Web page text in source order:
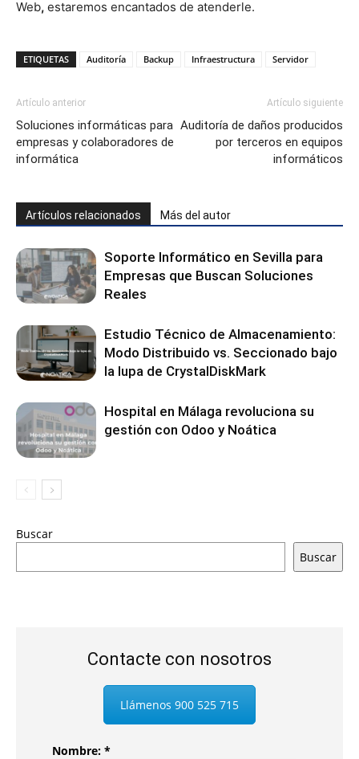
Web, estaremos encantados de atenderle.
ETIQUETAS Auditoría Backup Infraestructura Servidor
Artículo anterior
Soluciones informáticas para
empresas y colaboradores de
informática
Artículo siguiente
Auditoría de daños producidos
por terceros en equipos
informáticos
Artículos relacionados Más del autor
Soporte Informático en Sevilla para
Empresas que Buscan Soluciones
Reales
Estudio Técnico de Almacenamiento:
Modo Distribuido vs. Seccionado bajo
la lupa de CrystalDiskMark
Hospital en Málaga revoluciona su
gestión con Odoo y Noática
Buscar
Buscar
Contacte con nosotros
Llámenos 900 525 715
Nombre: *